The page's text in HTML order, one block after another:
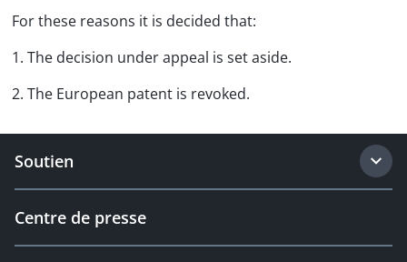
For these reasons it is decided that:
1. The decision under appeal is set aside.
2. The European patent is revoked.
Soutien
Centre de presse